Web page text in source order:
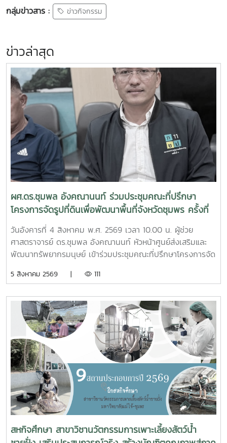
กลุ่มข่าวสาร : ข่าวกิจกรรม
ข่าวล่าสุด
ผศ.ดร.ชุมพล อังคณานนท์ ร่วมประชุมคณะที่ปรึกษา
โครงการจัดรูปที่ดินเพื่อพัฒนาพื้นที่จังหวัดชุมพร ครั้งที่
2/2569
วันอังคารที่ 4 สิงหาคม พ.ศ. 2569 เวลา 10.00 น. ผู้ช่วย
ศาสตราจารย์ ดร.ชุมพล อังคณานนท์ หัวหน้าศูนย์ส่งเสริมและ
พัฒนาทรัพยากรมนุษย์ เข้าร่วมประชุมคณะที่ปรึกษาโครงการจัด
รวม สาย ก3 และ ก4ในเขตผังเมืองรวมชุมชนปากน้ำหลังสวน
ศาลากลางจังหวัดชุมพร โดยมีนายจักรพงศ์ นิลไพรัช ธนารักษ์
พื้นที่ชุมพร เป็นประธานในการประชุมในการนี้ นายอุดม จิตตวงค์
โยธาธิการและผังเมืองจังหวัดชุมพร พร้อมด้วยคณะที่ปรึกษา
โครงการจัดรูปที่ดินเพื่อพัฒนาพื้นที่ส่วนจังหวัดชุมพร บริเวณ
ถนนผังเมืองรวม สาย ก3 และก4 ในเขตผังเมืองรวมชุมชน
ปากน้ำหลังสวน เข้าร่วมการประชุมฯ ดังกล่าว เพื่อพิจารณาขอ
ความเห็นชอบค่าชดเชยต้นไม้และพืชผล และค่าชดเชยอาคารและ
สิ่งปลูกสร้างจากกองทุนจัดรูปที่ดินเพื่อพัฒนาพื้นที่มติที่ประชุม
รับทราบรายละเอียดราคาและเห็นควรให้เสนอคณะกรรมการ
จังหวัดขอรับเงินอุดหนุนจากกกองทุนจัดรูปเพื่อพัฒนาพื้นที่
5 สิงหาคม 2569 | 111
สหกิจศึกษา สาขาวิชานวัตกรรมการเพาะเลี้ยงสัตว์น้ำ